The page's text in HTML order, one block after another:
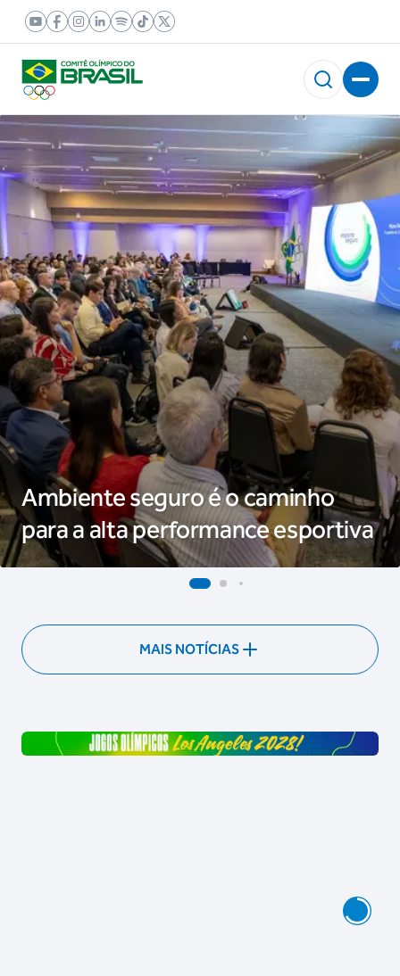
Ambiente seguro é o caminho
para a alta performance esportiva
MAIS NOTÍCIAS